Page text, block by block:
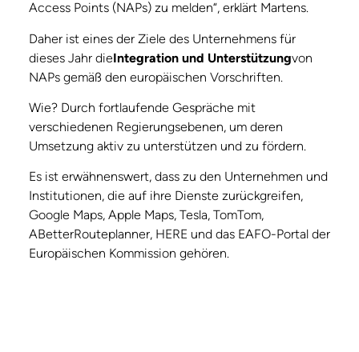
Access Points (NAPs) zu melden“, erklärt Martens.
Daher ist eines der Ziele des Unternehmens für
dieses Jahr dieIntegration und Unterstützungvon
NAPs gemäß den europäischen Vorschriften.
Wie? Durch fortlaufende Gespräche mit
verschiedenen Regierungsebenen, um deren
Umsetzung aktiv zu unterstützen und zu fördern.
Es ist erwähnenswert, dass zu den Unternehmen und
Institutionen, die auf ihre Dienste zurückgreifen,
Google Maps, Apple Maps, Tesla, TomTom,
ABetterRouteplanner, HERE und das EAFO-Portal der
Europäischen Kommission gehören.